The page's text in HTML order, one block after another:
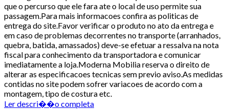
que o percurso que ele fara ate o local de uso permite sua
passagem.Para mais informacoes confira as politicas de
entrega do site.Favor verificar o produto no ato da entrega e
em caso de problemas decorrentes no transporte (arranhados,
quebra, batida, amassados) deve-se efetuar a ressalva na nota
fiscal para conhecimento da transportadora e comunicar
imediatamente a loja.Moderna Mobilia reserva o direito de
alterar as especificacoes tecnicas sem previo aviso.As medidas
contidas no site podem sofrer variacoes de acordo com a
montagem, tipo de costura etc.
Ler descri��o completa